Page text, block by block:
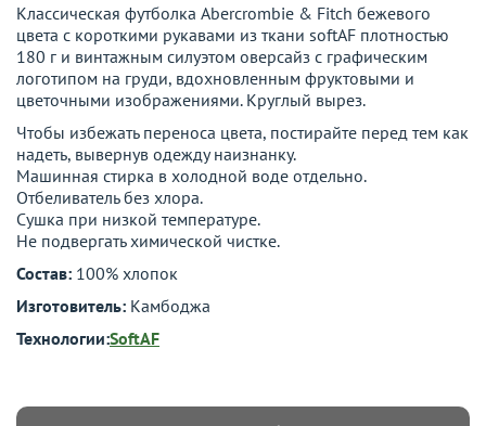
Классическая футболка Abercrombie & Fitch бежевого
цвета с короткими рукавами из ткани softAF плотностью
180 г и винтажным силуэтом оверсайз с графическим
логотипом на груди, вдохновленным фруктовыми и
цветочными изображениями. Круглый вырез.
Чтобы избежать переноса цвета, постирайте перед тем как
надеть, вывернув одежду наизнанку.
Машинная стирка в холодной воде отдельно.
Отбеливатель без хлора.
Сушка при низкой температуре.
Не подвергать химической чистке.
Состав: 100% хлопок
Изготовитель: Камбоджа
Технологии:SoftAF